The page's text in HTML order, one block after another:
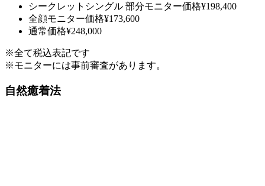
シークレットシングル 部分モニター価格¥198,400
全顔モニター価格¥173,600
通常価格¥248,000
※全て税込表記です
※モニターには事前審査があります。
自然癒着法